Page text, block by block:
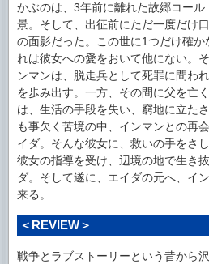
かぶのは、3年前に離れた故郷コー
景。そして、出征前にただ一度だけ
の面影だった。この世に1つだけ確
れは彼女への愛をおいて他にない。
ンマンは、脱走兵として死罪に問わ
を歩み出す。一方、その間に父を亡
は、生活の手段を失い、窮地に立た
も事欠く苦境の中、インマンとの再
イダ。そんな彼女に、救いの手をさ
彼女の指導を受け、辺境の地で生き
ダ。そして遂に、エイダの元へ、イ
来る。
＜REVIEW＞
戦争とラブストーリーという昔から